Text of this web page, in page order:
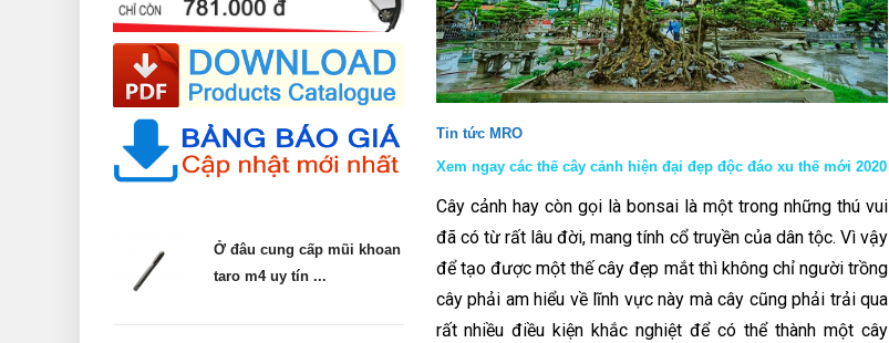
Tin tức MRO
Xem ngay các thế cây cảnh hiện đại đẹp độc đáo xu thế mới 2020
Cây cảnh hay còn gọi là bonsai là một trong những thú vui
đã có từ rất lâu đời, mang tính cổ truyền của dân tộc. Vì vậy
để tạo được một thế cây đẹp mắt thì không chỉ người trồng
cây phải am hiểu về lĩnh vực này mà cây cũng phải trải qua
rất nhiều điều kiện khắc nghiệt để có thể thành một cây
Ở đâu cung cấp mũi khoan
taro m4 uy tín ...